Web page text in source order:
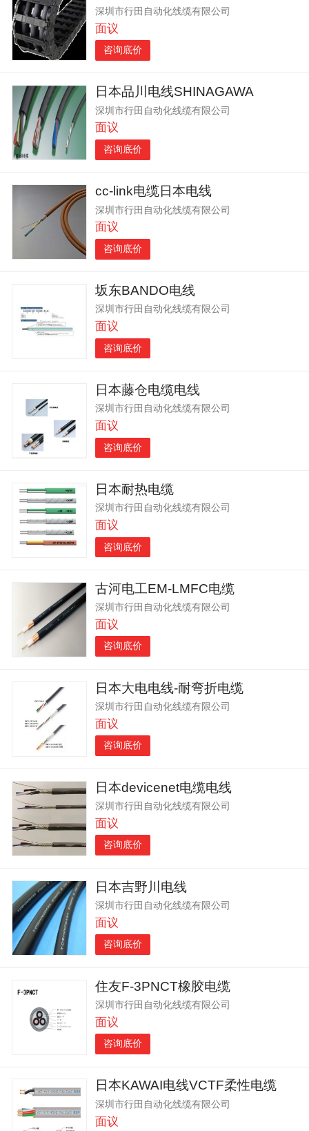
深圳市行田自动化线缆有限公司
面议
咨询底价
日本品川电线SHINAGAWA
深圳市行田自动化线缆有限公司
面议
咨询底价
cc-link电缆日本电线
深圳市行田自动化线缆有限公司
面议
咨询底价
坂东BANDO电线
深圳市行田自动化线缆有限公司
面议
咨询底价
日本藤仓电缆电线
深圳市行田自动化线缆有限公司
面议
咨询底价
日本耐热电缆
深圳市行田自动化线缆有限公司
面议
咨询底价
古河电工EM-LMFC电缆
深圳市行田自动化线缆有限公司
面议
咨询底价
日本大电电线-耐弯折电缆
深圳市行田自动化线缆有限公司
面议
咨询底价
日本devicenet电缆电线
深圳市行田自动化线缆有限公司
面议
咨询底价
日本吉野川电线
深圳市行田自动化线缆有限公司
面议
咨询底价
住友F-3PNCT橡胶电缆
深圳市行田自动化线缆有限公司
面议
咨询底价
日本KAWAI电线VCTF柔性电缆
深圳市行田自动化线缆有限公司
面议